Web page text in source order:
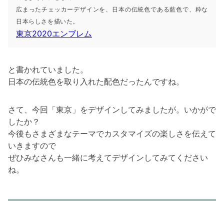
広まったチェッカーデザインを、日本の伝統色である藍色で、粋な
日本らしさを描いた。
東京2020エンブレム
と書かれていました。
日本の伝統色を取り入れた配色だったんですね。
さて、今回「東京」をデザインしてみましたが。いかがで
したか？
今後もさまざまなテーマでカスタマイズの楽しさを伝えて
いきますので
ぜひみなさんも一緒に考えてデザインしてみてください
ね。